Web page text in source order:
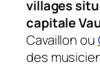
villages
capitale
Cavaillon ou
des